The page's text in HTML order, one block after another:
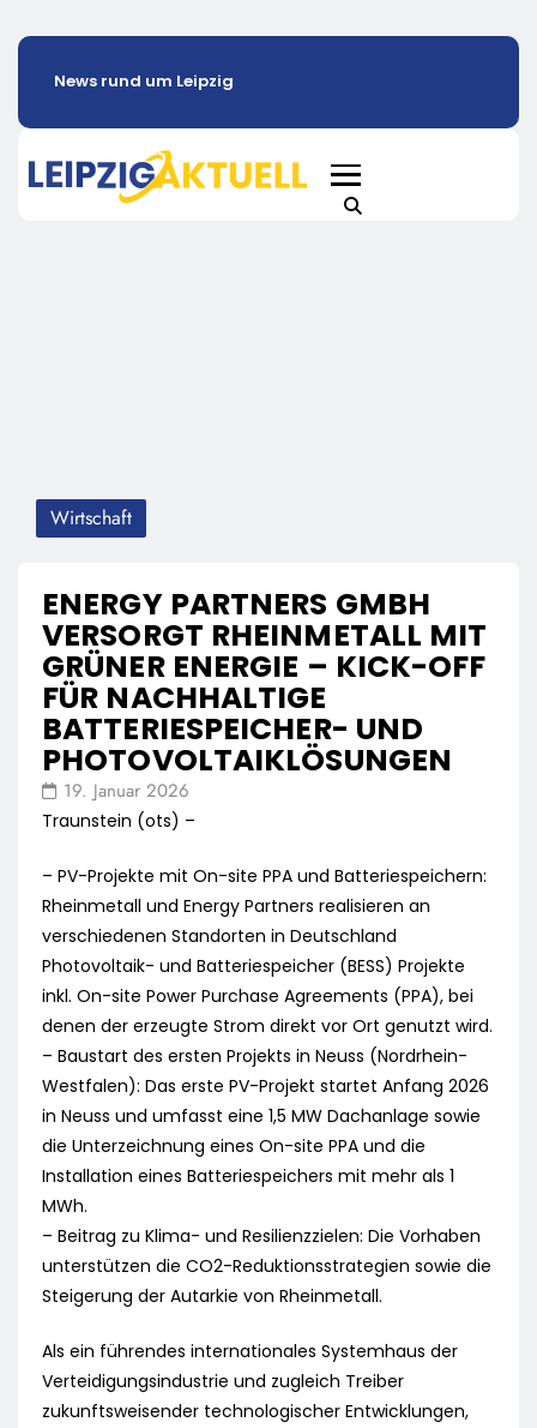
News rund um Leipzig
Wirtschaft
ENERGY PARTNERS GMBH
VERSORGT RHEINMETALL MIT
GRÜNER ENERGIE – KICK-OFF
FÜR NACHHALTIGE
BATTERIESPEICHER- UND
PHOTOVOLTAIKLÖSUNGEN
19. Januar 2026
Traunstein (ots) –
– PV-Projekte mit On-site PPA und Batteriespeichern:
Rheinmetall und Energy Partners realisieren an
verschiedenen Standorten in Deutschland
Photovoltaik- und Batteriespeicher (BESS) Projekte
inkl. On-site Power Purchase Agreements (PPA), bei
denen der erzeugte Strom direkt vor Ort genutzt wird.
– Baustart des ersten Projekts in Neuss (Nordrhein-
Westfalen): Das erste PV-Projekt startet Anfang 2026
in Neuss und umfasst eine 1,5 MW Dachanlage sowie
die Unterzeichnung eines On-site PPA und die
Installation eines Batteriespeichers mit mehr als 1
MWh.
– Beitrag zu Klima- und Resilienzzielen: Die Vorhaben
unterstützen die CO2-Reduktionsstrategien sowie die
Steigerung der Autarkie von Rheinmetall.
Als ein führendes internationales Systemhaus der
Verteidigungsindustrie und zugleich Treiber
zukunftsweisender technologischer Entwicklungen,